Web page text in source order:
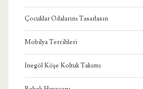
Çocuklar Odalarını Tasarlasın
Mobilya Tercihleri
İnegöl Köşe Koltuk Takımı